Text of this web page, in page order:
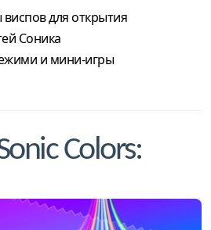
для открытия
Соника
и мини-игры
Colors: